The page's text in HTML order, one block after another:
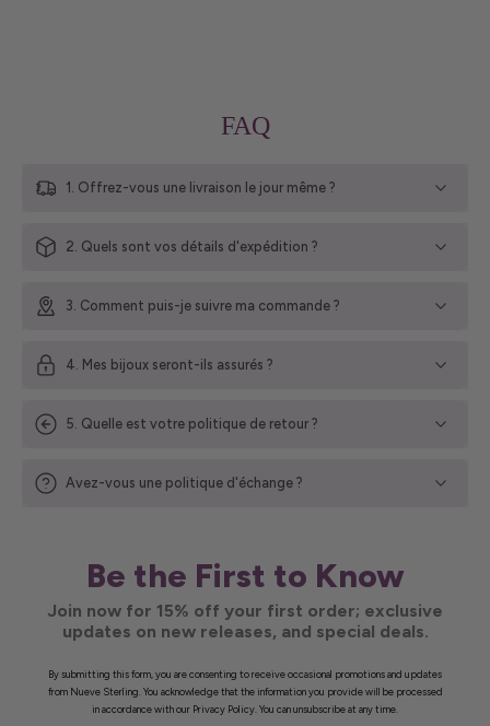
FAQ
1. Offrez-vous une livraison le jour même ?
2. Quels sont vos détails d'expédition ?
3. Comment puis-je suivre ma commande ?
4. Mes bijoux seront-ils assurés ?
5. Quelle est votre politique de retour ?
Avez-vous une politique d'échange ?
Be the First to Know
Join now for 15% off your first order; exclusive
updates on new releases, and special deals.
By submitting this form, you are consenting to receive occasional promotions and updates
from Nueve Sterling. You acknowledge that the information you provide will be processed
in accordance with our Privacy Policy. You can unsubscribe at any time.